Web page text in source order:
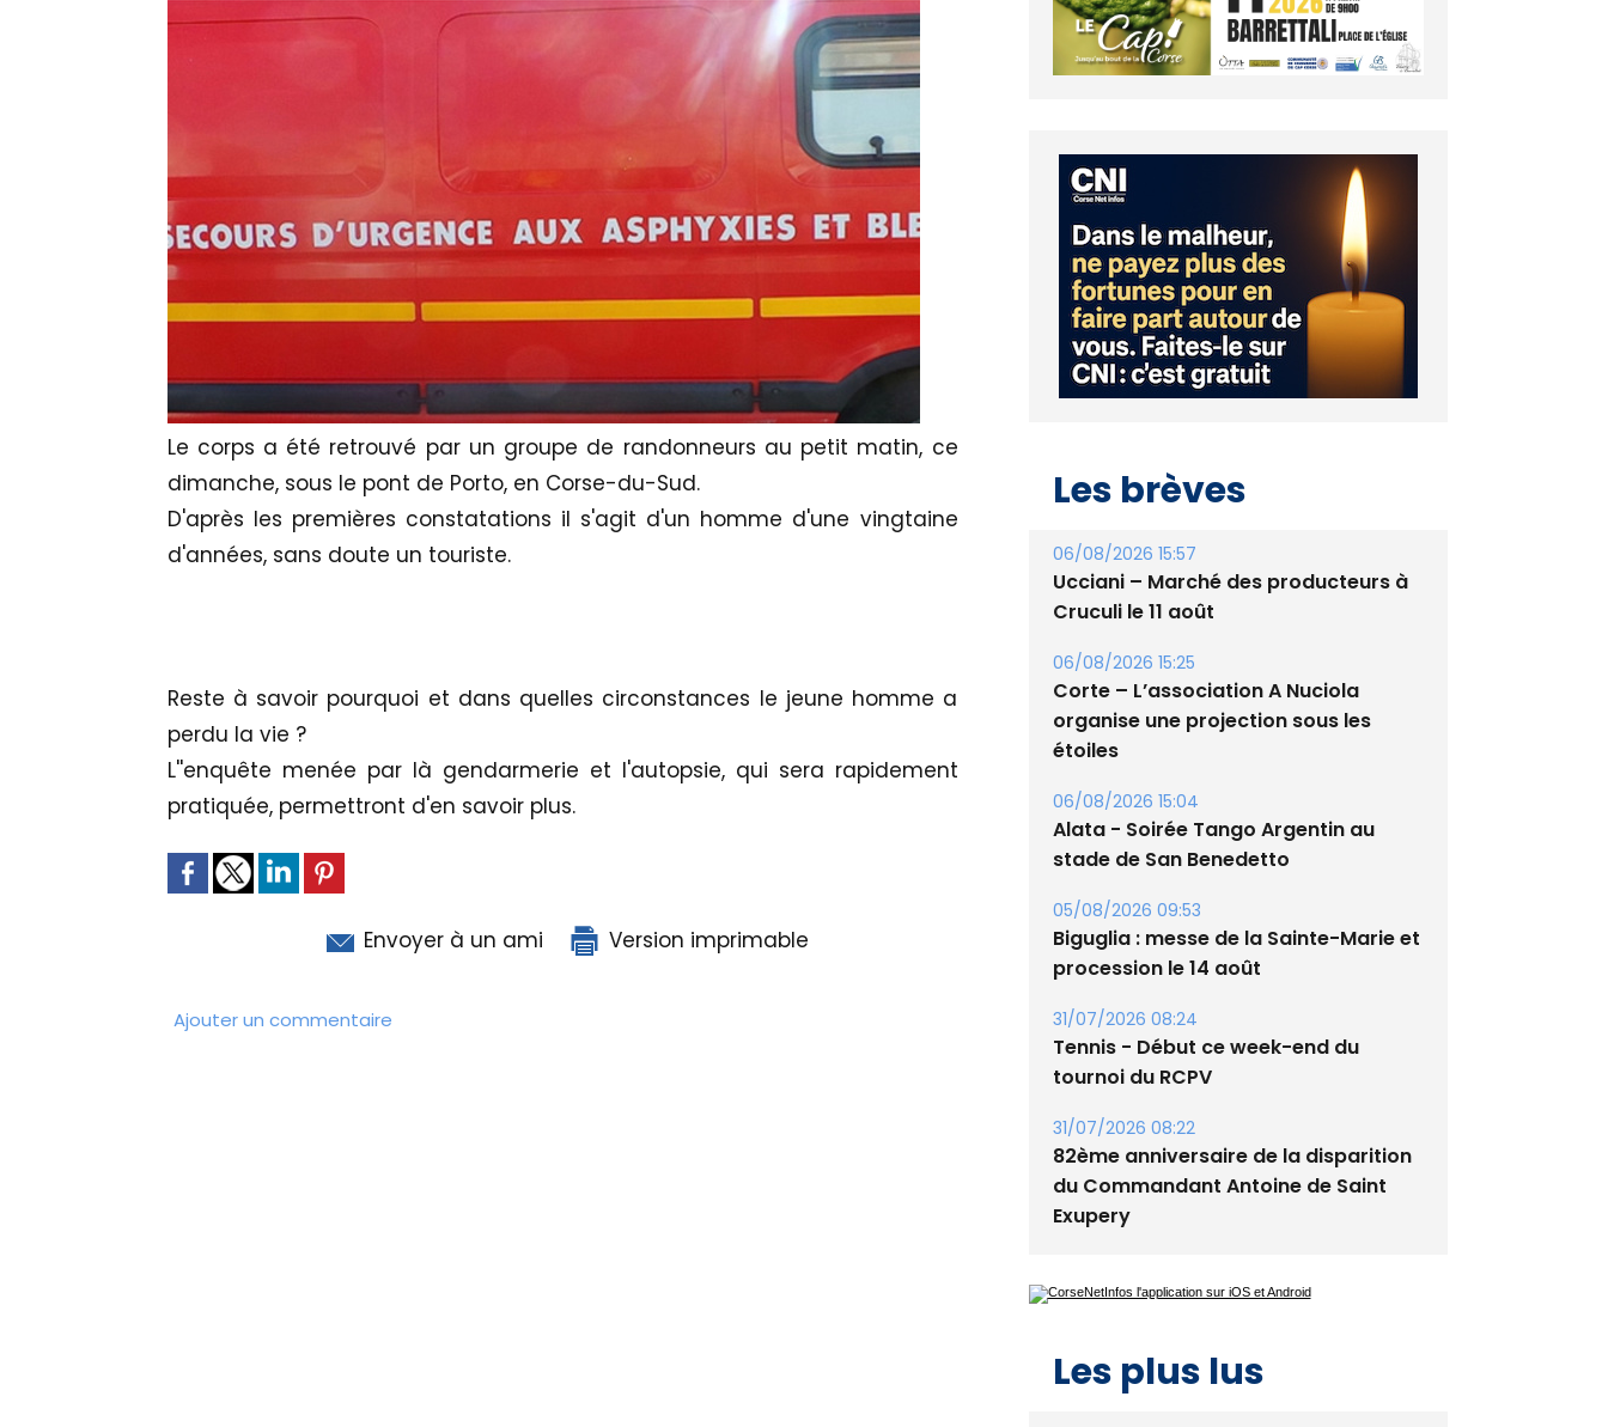
Le corps a été retrouvé par un groupe de randonneurs au petit matin, ce
dimanche, sous le pont de Porto, en Corse-du-Sud.
D'après les premières constatations il s'agit d'un homme d'une vingtaine
d'années, sans doute un touriste.
Reste à savoir pourquoi et dans quelles circonstances le jeune homme a
perdu la vie ?
L''enquête menée par là gendarmerie et l'autopsie, qui sera rapidement
pratiquée, permettront d'en savoir plus.
Envoyer à un ami Version imprimable
Ajouter un commentaire
Les brèves
06/08/2026 15:57
Cruculi le 11 août
06/08/2026 15:25
Corte – L’association A Nuciola
étoiles
06/08/2026 15:04
stade de San Benedetto
05/08/2026 09:53
procession le 14 août
31/07/2026 08:24
tournoi du RCPV
31/07/2026 08:22
82ème anniversaire de la disparition